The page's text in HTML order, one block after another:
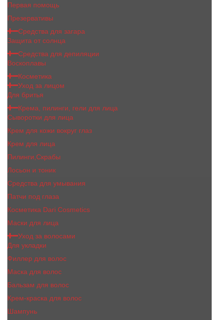
Первая помощь
Презервативы
Средства для загара
Защита от солнца
Средства для депиляции
Воскоплавы
Косметика
Уход за лицом
Для бритья
Крема, пилинги, гели для лица
Сыворотки для лица
Крем для кожи вокруг глаз
Крем для лица
Пилинги,Скрабы
Лосьон и тоник
Средства для умывания
Патчи под глаза
Косметика Dari Cosmetics
Маски для лица
Уход за волосами
Для укладки
Филлер для волос
Маска для волос
Бальзам для волос
Крем-краска для волос
Шампунь